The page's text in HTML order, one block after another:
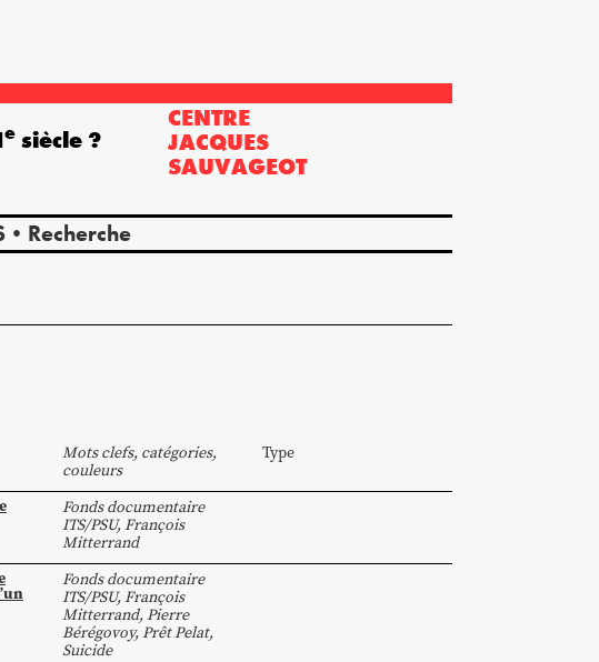
CENTRE
JACQUES
SAUVAGEOT
Recherche
e siècle ?
Mots clefs, catégories,
couleurs
Type
Fonds documentaire
ITS/PSU, François
Mitterrand
Fonds documentaire
ITS/PSU, François
Mitterrand, Pierre
Bérégovoy, Prêt Pelat,
Suicide